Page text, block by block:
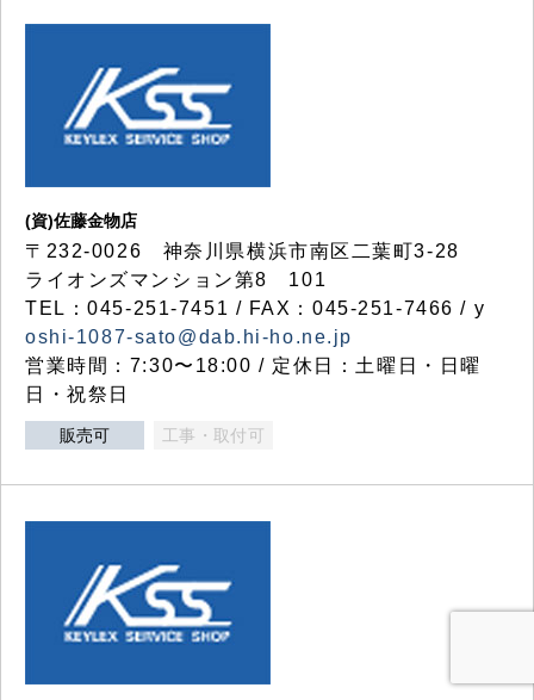
(資)佐藤金物店
〒232-0026 神奈川県横浜市南区二葉町3-28
ライオンズマンション第8 101
TEL：045-251-7451 / FAX：045-251-7466 / y
oshi-1087-sato@dab.hi-ho.ne.jp
営業時間：7:30〜18:00 / 定休日：土曜日・日曜
日・祝祭日
販売可 工事・取付可